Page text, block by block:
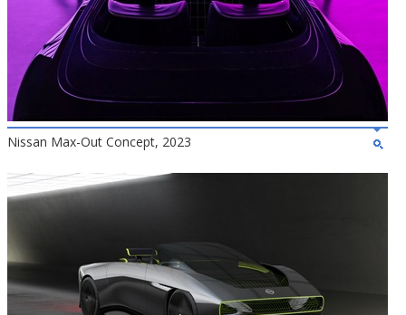
Nissan Max-Out Concept, 2023